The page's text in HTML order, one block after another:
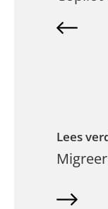
Lees